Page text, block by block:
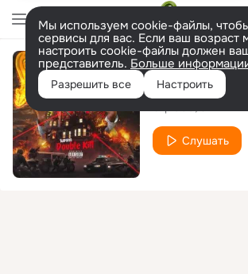
Мы используем cookie-файлы,
сервисы для вас. Если ваш возраст
настроить cookie-файлы должен
представитель. Больше
Разрешить все Настроить
Куш
Слушать